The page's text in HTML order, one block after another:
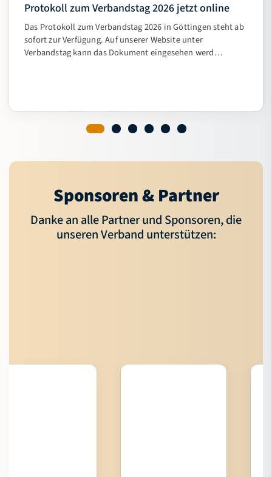
Protokoll zum Verbandstag 2026 jetzt online
Das Protokoll zum Verbandstag 2026 in Göttingen steht ab
sofort zur Verfügung. Auf unserer Website unter
Verbandstag kann das Dokument eingesehen werd…
Sponsoren & Partner
Danke an alle Partner und Sponsoren, die
unseren Verband unterstützen: